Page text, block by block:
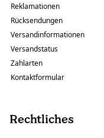
Reklamationen
Rücksendungen
Versandinformationen
Versandstatus
Zahlarten
Kontaktformular
Rechtliches